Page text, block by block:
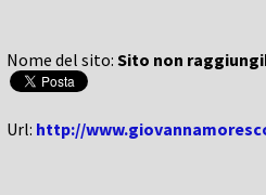
Nome del sito: Sito non
Url: http://